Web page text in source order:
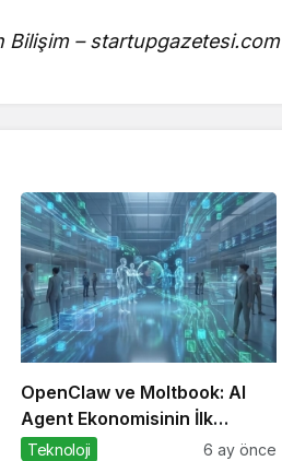
Bilişim – startupgazetesi.com
OpenClaw ve Moltbook: AI
Agent Ekonomisinin İlk
Altyapıları
Teknoloji 6 ay önce